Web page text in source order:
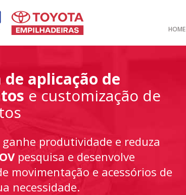
HOME
de aplicação de
e customização de
produtividade e reduza
pesquisa e desenvolve
movimentação e acessórios de
necessidade.